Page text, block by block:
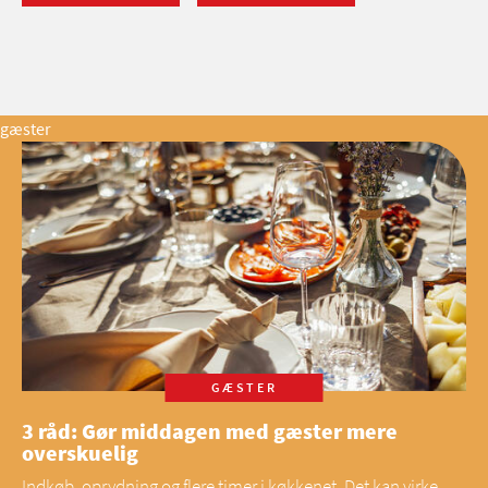
gæster
GÆSTER
3 råd: Gør middagen med gæster mere
overskuelig